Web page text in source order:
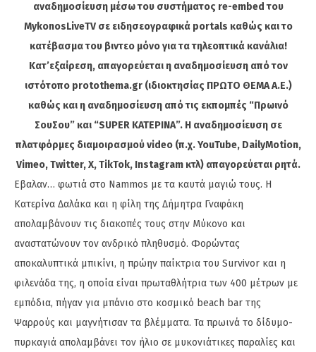
αναδημοσίευση μέσω του συστήματος re-embed του
MykonosLiveTV σε ειδησεογραφικά portals καθώς και το
κατέβασμα του βιντεο μόνο για τα τηλεοπτικά κανάλια!
Κατ’εξαίρεση, απαγορεύεται η αναδημοσίευση από τον
ιστότοπο protothema.gr (ιδιοκτησίας ΠΡΩΤΟ ΘΕΜΑ A.E.)
καθώς και η αναδημοσίευση από τις εκπομπές “Πρωινό
ΣουΣου” και “SUPER ΚΑΤΕΡΙΝΑ”. Η αναδημοσίευση σε
πλατφόρμες διαμοιρασμού video (π.χ. YouTube, DailyMotion,
Vimeo, Twitter, X, TikTok, Instagram κτλ) απαγορεύεται ρητά.
Εβαλαν… φωτιά στo Nammos με τα καυτά μαγιώ τους. Η
Κατερίνα Δαλάκα και η φίλη της Δήμητρα Γναφάκη
απολαμβάνουν τις διακοπές τους στην Μύκονο και
αναστατώνουν τον ανδρικό πληθυσμό. Φορώντας
αποκαλυπτικά μπικίνι, η πρώην παίκτρια του Survivor και η
φιλενάδα της, η οποία είναι πρωταθλήτρια των 400 μέτρων με
εμπόδια, πήγαν για μπάνιο στο κοσμικό beach bar της
Ψαρρούς και μαγνήτισαν τα βλέμματα. Τα πρωινά το δίδυμο-
πυρκαγιά απολαμβάνει τον ήλιο σε μυκονιάτικες παραλίες και